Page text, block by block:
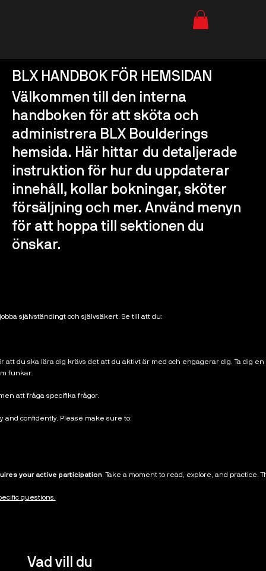
BLX HANDBOK FÖR HEMSIDAN
Välkommen till den interna
handboken för att sköta och
administrera BLX Boulderings
hemsida. Här hittar du detaljerade
instruktion för hur du uppdaterar
innehåll, kollar bokningar, sköter
försäljning och mer. Använd menyn
för att hoppa till sektionen du
önskar.
självständingt och självsäkert. Se till att du:
du ska lära dig krävs det att du aktivt är med och engagerar dig. Ta dig
funkar.
att fråga specifika frågor.
and confidently. Please make sure to:
your active participation. Take a moment to read, explore, and practice.
questions.
Vad vill du